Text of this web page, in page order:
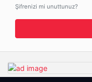
Şifrenizi mi unuttunuz?